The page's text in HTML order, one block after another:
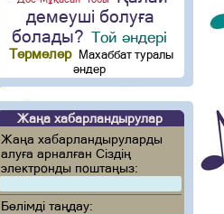
демеуші болуға
болады? Той әндері
Термелер
Махаббат туралы
әндер
Жаңа хабарландырулар
Жаңа хабарландыруларды
алуға арналған Сіздің
электронды поштаңыз:
Бөлімді таңдау: